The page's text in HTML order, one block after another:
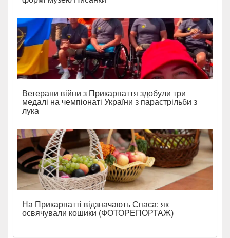
Ветерани війни з Прикарпаття здобули три
медалі на чемпіонаті України з парастрільби з
лука
На Прикарпатті відзначають Спаса: як
освячували кошики (ФОТОРЕПОРТАЖ)